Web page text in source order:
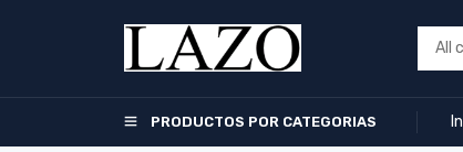
PRODUCTOS POR CATEGORIAS